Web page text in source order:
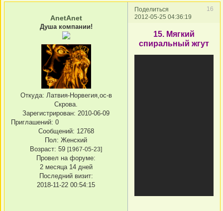
Поделиться
16
2012-05-25 04:36:19
AnetAnet
Душа компании!
Откуда: Латвия-Норвегия,ос-в
Скрова.
Зарегистрирован: 2010-06-09
Приглашений: 0
Сообщений: 12768
Пол: Женский
Возраст: 59 [1967-05-23]
Провел на форуме:
2 месяца 14 дней
Последний визит:
2018-11-22 00:54:15
15. Мягкий
спиральный жгут